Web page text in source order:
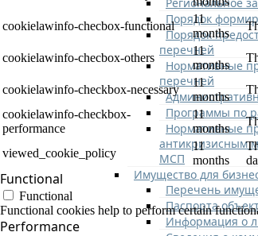
Порядок
Порядок
перечней
Нормативные
перечней
Программы по
Нормативные
антикризисным
МСП
Имущество для
Перечень
Паспорта
Информация о
cookielawinfo-checbox-functional
11
months
cookielawinfo-checbox-others
11
months
cookielawinfo-checkbox-necessary
11
months
cookielawinfo-checkbox-
performance
11
months
viewed_cookie_policy
11
months
Functional
Functional
Functional cookies help to perform certain
Performance